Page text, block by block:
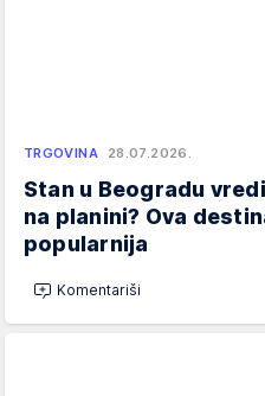
TRGOVINA 28.07.2026.
Stan u Beogradu
na planini? Ova
popularnija
Komentariši